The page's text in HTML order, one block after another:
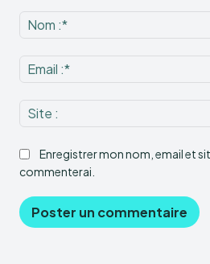
Enregistrer mon nom, email et
commenterai.